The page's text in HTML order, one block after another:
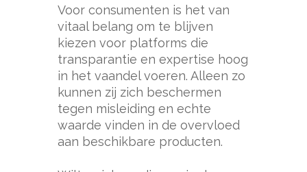
Voor consumenten is het van
vitaal belang om te blijven
kiezen voor platforms die
transparantie en expertise hoog
in het vaandel voeren. Alleen zo
kunnen zij zich beschermen
tegen misleiding en echte
waarde vinden in de overvloed
aan beschikbare producten.